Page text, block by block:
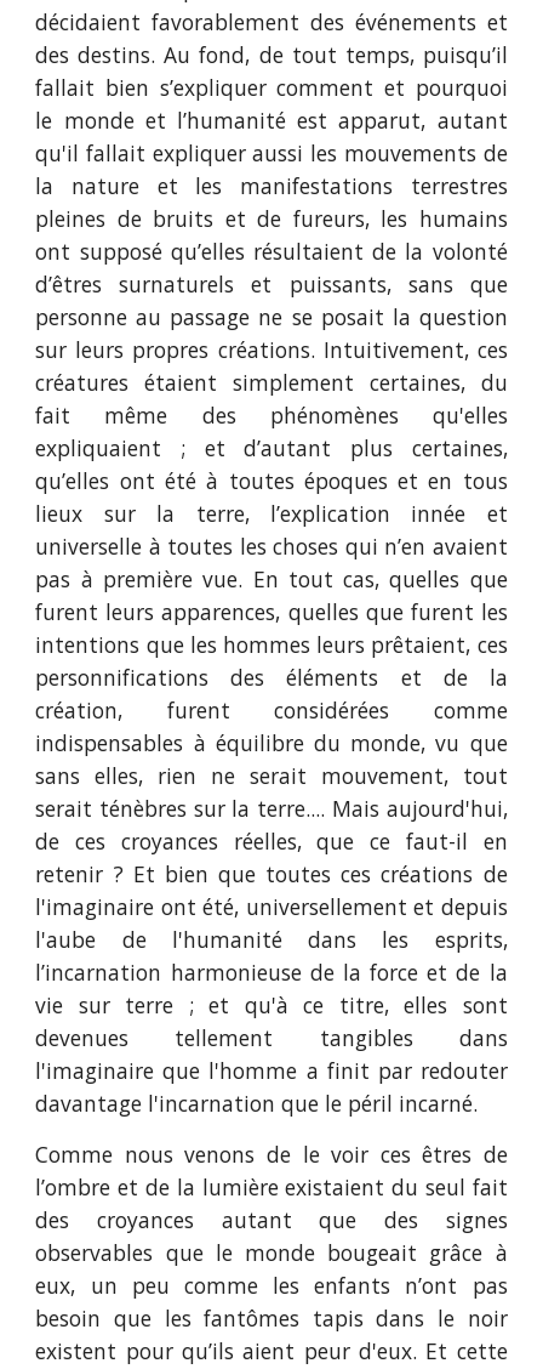
décidaient favorablement des événements et
des destins. Au fond, de tout temps, puisqu’il
fallait bien s’expliquer comment et pourquoi
le monde et l’humanité est apparut, autant
qu'il fallait expliquer aussi les mouvements de
la nature et les manifestations terrestres
pleines de bruits et de fureurs, les humains
ont supposé qu’elles résultaient de la volonté
d’êtres surnaturels et puissants, sans que
personne au passage ne se posait la question
sur leurs propres créations. Intuitivement, ces
créatures étaient simplement certaines, du
fait même des phénomènes qu'elles
expliquaient ; et d’autant plus certaines,
qu’elles ont été à toutes époques et en tous
lieux sur la terre, l’explication innée et
universelle à toutes les choses qui n’en avaient
pas à première vue. En tout cas, quelles que
furent leurs apparences, quelles que furent les
intentions que les hommes leurs prêtaient, ces
personnifications des éléments et de la
création, furent considérées comme
indispensables à équilibre du monde, vu que
sans elles, rien ne serait mouvement, tout
serait ténèbres sur la terre.... Mais aujourd'hui,
de ces croyances réelles, que ce faut-il en
retenir ? Et bien que toutes ces créations de
l'imaginaire ont été, universellement et depuis
l'aube de l'humanité dans les esprits,
l’incarnation harmonieuse de la force et de la
vie sur terre ; et qu'à ce titre, elles sont
devenues tellement tangibles dans
l'imaginaire que l'homme a finit par redouter
davantage l'incarnation que le péril incarné.
Comme nous venons de le voir ces êtres de
l’ombre et de la lumière existaient du seul fait
des croyances autant que des signes
observables que le monde bougeait grâce à
eux, un peu comme les enfants n’ont pas
besoin que les fantômes tapis dans le noir
existent pour qu’ils aient peur d'eux. Et cette